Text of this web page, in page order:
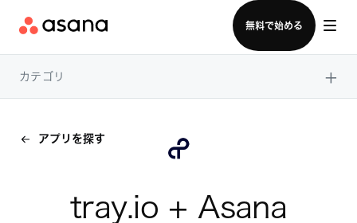
無料で始める
セールスチームに問い合わせる
カテゴリ ×
アプリを探す
tray.io + Asana